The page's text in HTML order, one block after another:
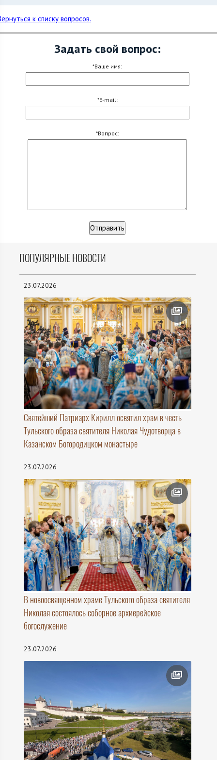
к списку вопросов.
Задать свой вопрос:
*Ваше имя:
*E-mail:
*Вопрос:
ПОПУЛЯРНЫЕ НОВОСТИ
23.07.2026
Святейший Патриарх Кирилл освятил храм в честь
Тульского образа святителя Николая Чудотворца в
Казанском Богородицком монастыре
23.07.2026
В новоосвященном храме Тульского образа святителя
Николая состоялось соборное архиерейское
богослужение
23.07.2026